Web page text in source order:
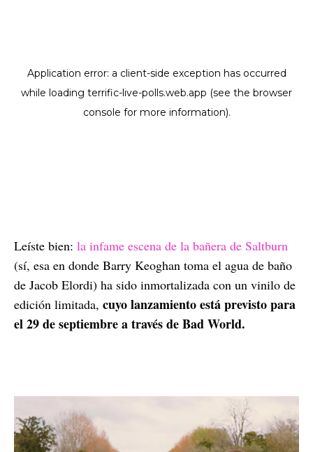
Leíste bien: la infame escena de la bañera de Saltburn
(sí, esa en donde Barry Keoghan toma el agua de baño
de Jacob Elordi) ha sido inmortalizada con un vinilo de
edición limitada, cuyo lanzamiento está previsto para
el 29 de septiembre a través de Bad World.